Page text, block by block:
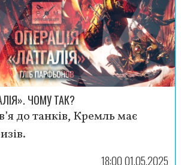
ЧОМУ ТАК?
до танків, Кремль має
18:00 01.05.2025